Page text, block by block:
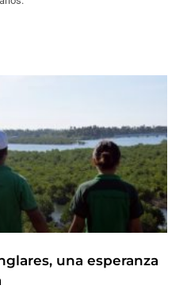
una esperanza